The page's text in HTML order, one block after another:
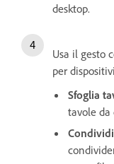
desktop.
Usa il gesto
per
Sfoglia
tavole da